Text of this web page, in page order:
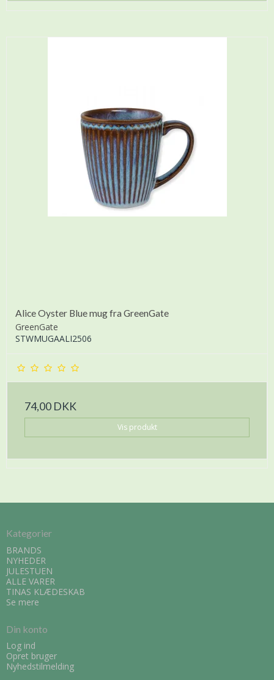
Alice Oyster Blue mug fra GreenGate
GreenGate
STWMUGAALI2506
74,00 DKK
Vis produkt
Kategorier
BRANDS
NYHEDER
JULESTUEN
ALLE VARER
TINAS KLÆDESKAB
Se mere
Din konto
Log ind
Opret bruger
Nyhedstilmelding